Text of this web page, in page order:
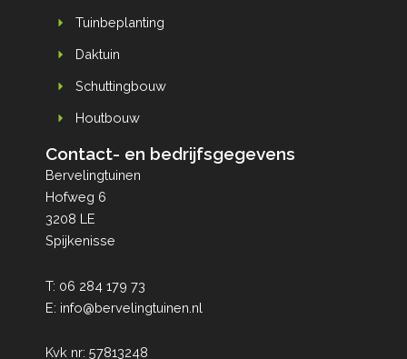
Tuinbeplanting
Daktuin
Schuttingbouw
Houtbouw
Contact- en bedrijfsgegevens
Bervelingtuinen
Hofweg 6
3208 LE
Spijkenisse
T: 06 284 179 73
E: info@bervelingtuinen.nl
Kvk nr: 57813248